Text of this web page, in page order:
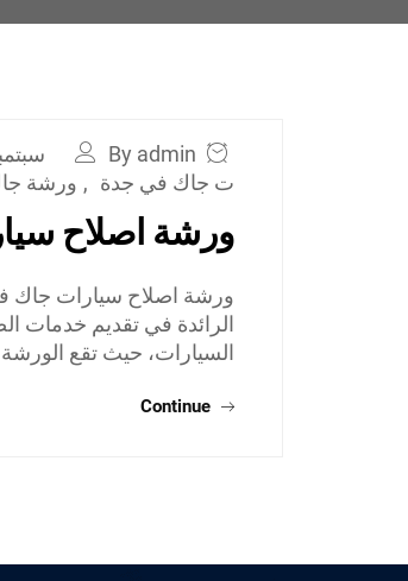
By admin سبتمبر 9,
ت جاك في جدة , ورشة
ورشة اصلاح
ورشة اصلاح سيارات جاك
الرائدة في تقديم خدمات
السيارات، حيث تقع
Continue